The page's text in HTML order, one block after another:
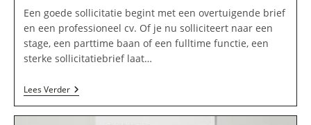
op:
Een goede sollicitatie begint met een overtuigende brief
en een professioneel cv. Of je nu solliciteert naar een
stage, een parttime baan of een fulltime functie, een
sterke sollicitatiebrief laat…
Lees VerderSollicitatiebrief
Schrijven: